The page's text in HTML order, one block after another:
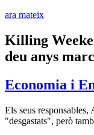
ara mateix
Killing
deu anys
Economia i
Els seus
"desgastats", però